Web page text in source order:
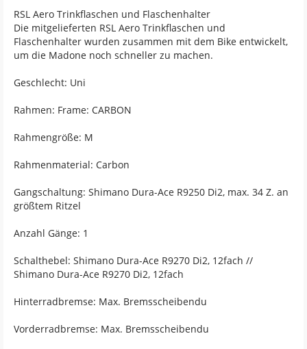
RSL Aero Trinkflaschen und Flaschenhalter
Die mitgelieferten RSL Aero Trinkflaschen und
Flaschenhalter wurden zusammen mit dem Bike entwickelt,
um die Madone noch schneller zu machen.
Geschlecht: Uni
Rahmen: Frame: CARBON
Rahmengröße: M
Rahmenmaterial: Carbon
Gangschaltung: Shimano Dura-Ace R9250 Di2, max. 34 Z. an
größtem Ritzel
Anzahl Gänge: 1
Schalthebel: Shimano Dura-Ace R9270 Di2, 12fach //
Shimano Dura-Ace R9270 Di2, 12fach
Hinterradbremse: Max. Bremsscheibendu
Vorderradbremse: Max. Bremsscheibendu